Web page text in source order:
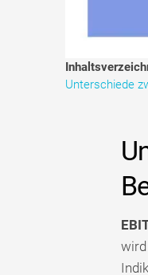
Unterschiede
wird